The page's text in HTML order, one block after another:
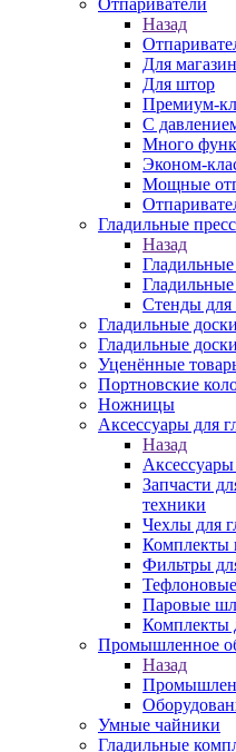
Отпариватели
Назад
Для
Для штор
Премиум-
С
Много
Эконом-
Мощные
Гладильные
Назад
Гладильные
Стенды для
Гладильные
Гладильные доски
Уценённые
Портновские
Ножницы
Аксессуары для
Назад
Запчасти
техники
Чехлы для
Комплекты
Фильтры
Паровые
Комплекты
Промышленное
Назад
Умные чайники
Гладильные